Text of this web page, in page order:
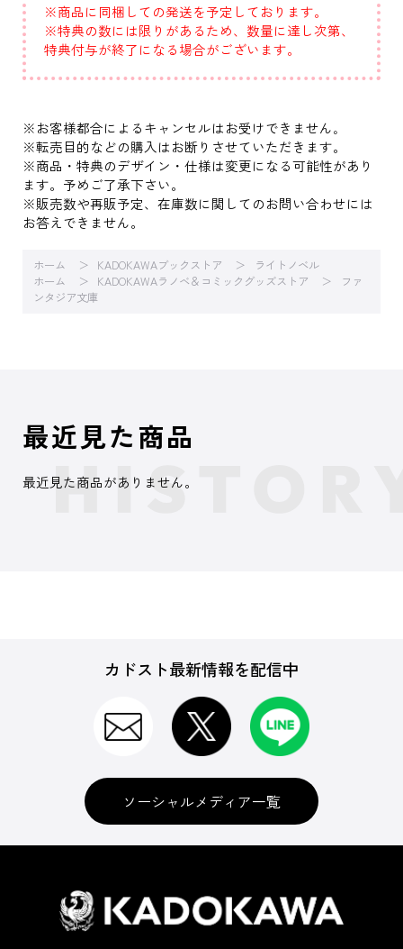
※商品に同梱しての発送を予定しております。
※特典の数には限りがあるため、数量に達し次第、
特典付与が終了になる場合がございます。
※お客様都合によるキャンセルはお受けできません｡
※転売目的などの購入はお断りさせていただきます。
※商品・特典のデザイン・仕様は変更になる可能性があり
ます。予めご了承下さい。
※販売数や再販予定、在庫数に関してのお問い合わせには
お答えできません。
ホーム KADOKAWAブックストア
ライトノベル
ホーム
KADOKAWAラノベ＆コミックグッズストア
ファ
ンタジア文庫
最近見た商品
最近見た商品がありません。
カドスト最新情報を配信中
ソーシャルメディア一覧